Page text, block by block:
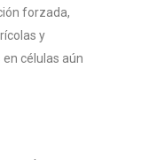
forzada,
y
células aún